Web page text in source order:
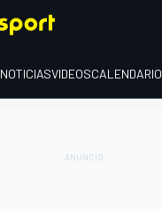
NOTICIASVIDEOSCALENDARIO